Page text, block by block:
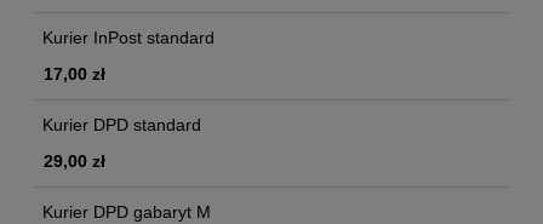
Kurier InPost standard
17,00 zł
Kurier DPD standard
29,00 zł
Kurier DPD gabaryt M